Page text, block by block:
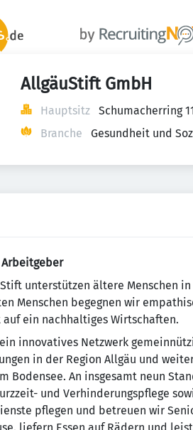
AllgäuStift GmbH
Hauptsitz
Schumacherring
Branche
Gesundheit und
unterstützen ältere Menschen
Menschen begegnen wir
auf ein nachhaltiges Wirtschaften.
innovatives Netzwerk
in der Region Allgäu und
Bodensee. An insgesamt neun
und Verhinderungspflege
pflegen und betreuen wir